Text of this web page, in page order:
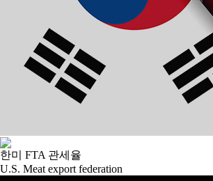
한미 FTA 관세율
U.S. Meat export federation